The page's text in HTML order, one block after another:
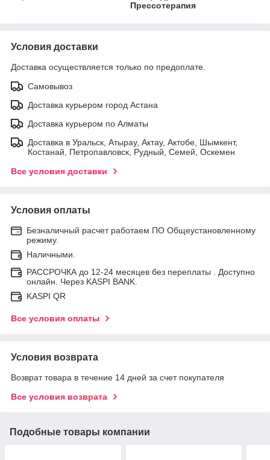
Прессотерапия
Условия доставки
Доставка осуществляется только по предоплате.
Самовывоз
Доставка курьером город Астана
Доставка курьером по Алматы
Доставка в Уральск, Атырау, Актау, Актобе, Шымкент,
Костанай, Петропавловск, Рудный, Семей, Оскемен
Все условия доставки
Условия оплаты
Безналичный расчет работаем ПО Общеустановленному
режиму.
Наличными.
РАССРОЧКА до 12-24 месяцев без переплаты . Доступно
онлайн. Через KASPI BANK.
KASPI QR
Все условия оплаты
Условия возврата
Возврат товара в течение 14 дней за счет покупателя
Все условия возврата
Подобные товары компании